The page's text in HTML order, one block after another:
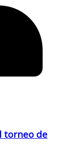
torneo de